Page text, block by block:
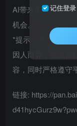
AI带来的生产力的
机会。
*提示：本文仅为
因人而异，需结合
容，同时严格遵守
链接: https://
记住登录